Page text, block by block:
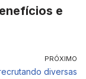
e
PRÓXIMO
diversas